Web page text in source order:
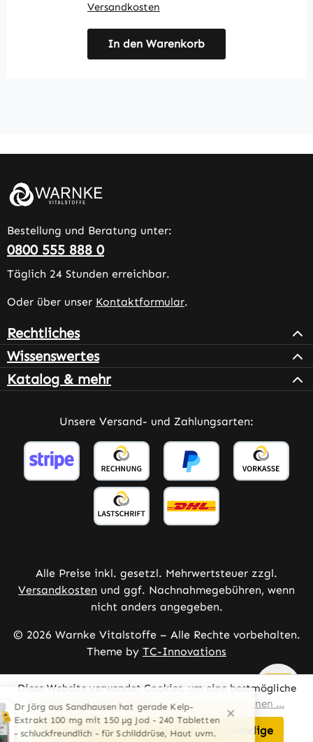
Versandkosten
In den Warenkorb
Bestellung und Beratung unter:
0800 555 888 0
Täglich 24 Stunden erreichbar.
Oder über unser Kontaktformular.
Rechtliches
Wissenswertes
Katalog & mehr
Unsere Versand- und Zahlungsarten:
Alle Preise inkl. gesetzl. Mehrwertsteuer zzgl.
Versandkosten und ggf. Nachnahmegebühren, wenn
nicht anders angegeben.
© 2026 Warnke Vitalstoffe – Alle Rechte vorbehalten.
Theme by TC-Innovations
Diese Website verwendet Cookies, um eine bestmögliche
Erfahrung bieten zu können.Mehr Informationen ...
Nur technisch notwendige
Konfigurieren